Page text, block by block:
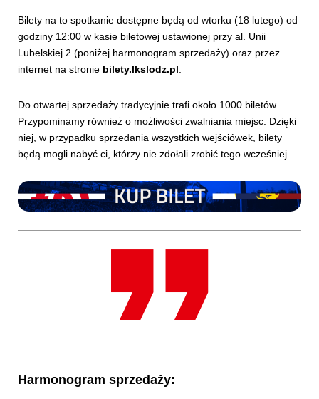
Bilety na to spotkanie dostępne będą od wtorku (18 lutego) od
godziny 12:00 w kasie biletowej ustawionej przy al. Unii
Lubelskiej 2 (poniżej harmonogram sprzedaży) oraz przez
internet na stronie bilety.lkslodz.pl.
Do otwartej sprzedaży tradycyjnie trafi około 1000 biletów.
Przypominamy również o możliwości zwalniania miejsc. Dzięki
niej, w przypadku sprzedania wszystkich wejściówek, bilety
będą mogli nabyć ci, którzy nie zdołali zrobić tego wcześniej.
Harmonogram sprzedaży: